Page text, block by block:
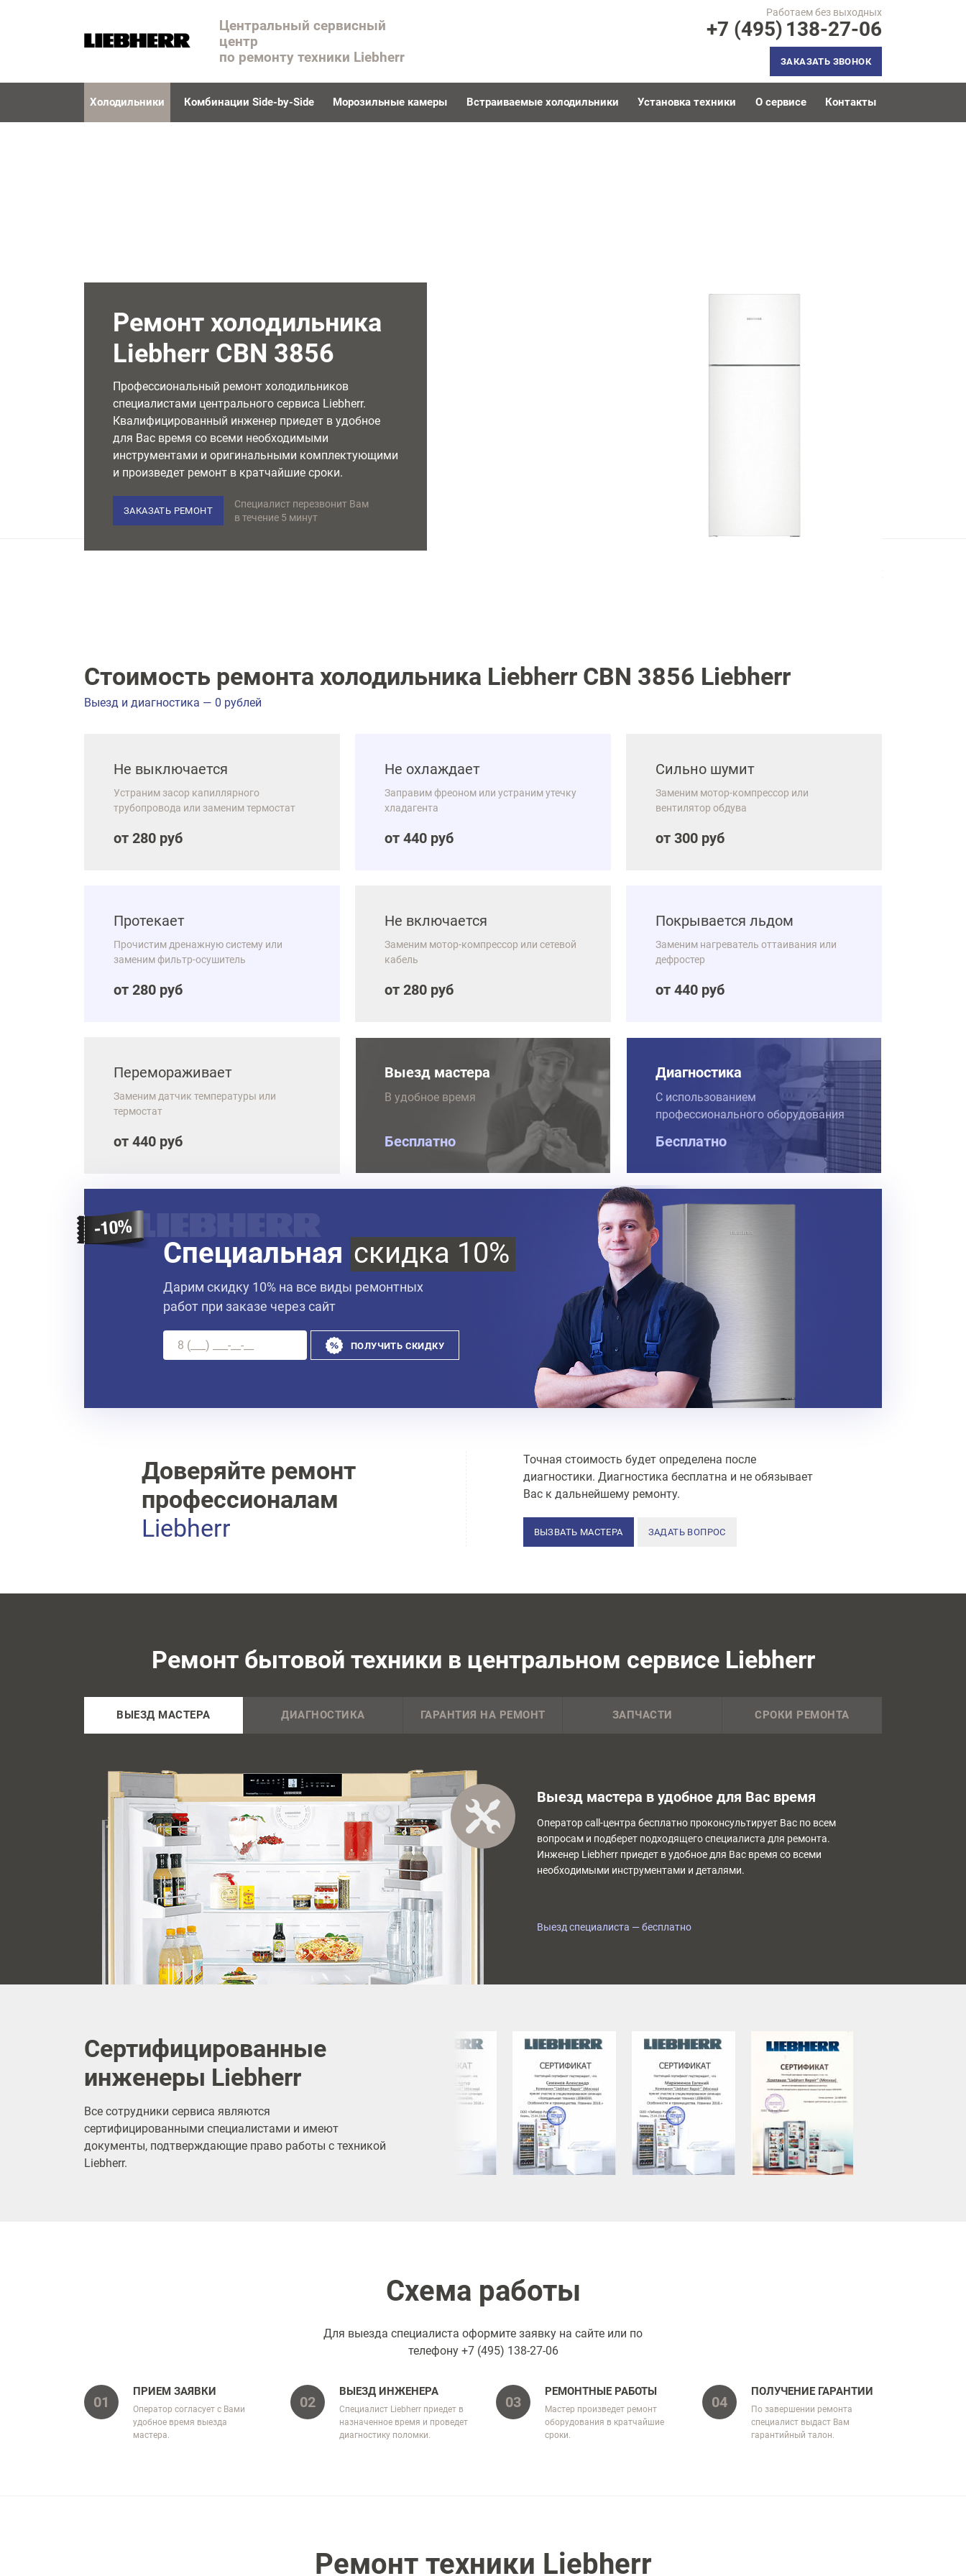
Центральный сервисный
центр
по ремонту техники Liebherr
Работаем без выходных
+7 (495) 138-27-06
ЗАКАЗАТЬ ЗВОНОК
Холодильники Комбинации Side-by-Side Морозильные камеры Встраиваемые холодильники Установка техники О сервисе Контакты
Ремонт холодильника
Liebherr CBN 3856
Профессиональный ремонт холодильников
специалистами центрального сервиса Liebherr.
Квалифицированный инженер приедет в удобное
для Вас время со всеми необходимыми
инструментами и оригинальными комплектующими
и произведет ремонт в кратчайшие сроки.
ЗАКАЗАТЬ РЕМОНТ
Специалист перезвонит Вам
в течение 5 минут
Стоимость ремонта холодильника Liebherr CBN 3856 Liebherr
Выезд и диагностика — 0 рублей
Не выключается
Устраним засор капиллярного
трубопровода или заменим термостат
от 280 руб
Не охлаждает
Заправим фреоном или устраним утечку
хладагента
от 440 руб
Сильно шумит
Заменим мотор-компрессор или
вентилятор обдува
от 300 руб
Протекает
Прочистим дренажную систему или
заменим фильтр-осушитель
от 280 руб
Не включается
Заменим мотор-компрессор или сетевой
кабель
от 280 руб
Покрывается льдом
Заменим нагреватель оттаивания или
дефростер
от 440 руб
Перемораживает
Заменим датчик температуры или
термостат
от 440 руб
Выезд мастера
В удобное время
Бесплатно
Диагностика
С использованием
профессионального оборудования
Бесплатно
Специальная скидка 10%
Дарим скидку 10% на все виды ремонтных
работ при заказе через сайт
ПОЛУЧИТЬ СКИДКУ
Доверяйте ремонт
профессионалам
Liebherr
Точная стоимость будет определена после
диагностики. Диагностика бесплатна и не обязывает
Вас к дальнейшему ремонту.
ВЫЗВАТЬ МАСТЕРА ЗАДАТЬ ВОПРОС
Ремонт бытовой техники в центральном сервисе Liebherr
ВЫЕЗД МАСТЕРА ДИАГНОСТИКА ГАРАНТИЯ НА РЕМОНТ ЗАПЧАСТИ СРОКИ РЕМОНТА
Выезд мастера в удобное для Вас время
Оператор call-центра бесплатно проконсультирует Вас по всем
вопросам и подберет подходящего специалиста для ремонта.
Инженер Liebherr приедет в удобное для Вас время со всеми
необходимыми инструментами и деталями.
Выезд специалиста — бесплатно
Сертифицированные
инженеры Liebherr
Все сотрудники сервиса являются
сертифицированными специалистами и имеют
документы, подтверждающие право работы с техникой
Liebherr.
Схема работы
Для выезда специалиста оформите заявку на сайте или по
телефону +7 (495) 138-27-06
01
ПРИЕМ ЗАЯВКИ
Оператор согласует с Вами
удобное время выезда
мастера.
02
ВЫЕЗД ИНЖЕНЕРА
Специалист Liebherr приедет в
назначенное время и проведет
диагностику поломки.
03
РЕМОНТНЫЕ РАБОТЫ
Мастер произведет ремонт
оборудования в кратчайшие
сроки.
04
ПОЛУЧЕНИЕ ГАРАНТИИ
По завершении ремонта
специалист выдаст Вам
гарантийный талон.
Ремонт техники Liebherr